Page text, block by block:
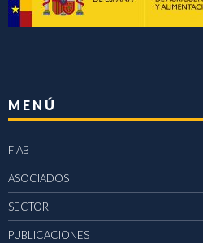
MENÚ
FIAB
ASOCIADOS
SECTOR
PUBLICACIONES